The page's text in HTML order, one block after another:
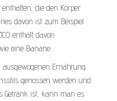
enthalten, die den Körper
davon ist zum Beispiel
enthält davon
eine Banane.
ausgewogenen Ernährung
genossen werden und
Getränk ist, kann man es